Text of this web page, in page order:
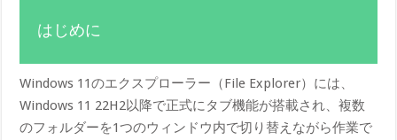
はじめに
Windows 11のエクスプローラー（File Explorer）には、
Windows 11 22H2以降で正式にタブ機能が搭載され、複数
のフォルダーを1つのウィンドウ内で切り替えながら作業で